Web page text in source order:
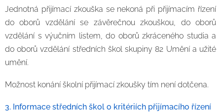
Jednotná přijímací zkouška se nekoná při přijímacím řízení
do oborů vzdělání se závěrečnou zkouškou, do oborů
vzdělání s výučním listem, do oborů zkráceného studia a
do oborů vzdělání středních škol skupiny 82 Umění a užité
umění.
Možnost konání školní přijímací zkoušky tím není dotčena.
3. Informace středních škol o kritériích přijímacího řízení